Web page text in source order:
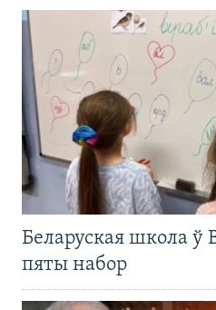
Беларуская школа ў
пяты набор